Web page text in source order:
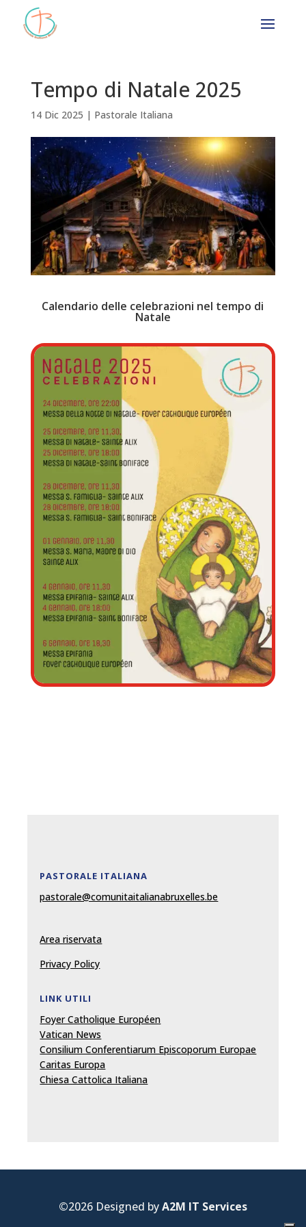
Tempo di Natale 2025
14 Dic 2025 | Pastorale Italiana
Calendario delle celebrazioni nel tempo di
Natale
PASTORALE ITALIANA
pastorale@comunitaitalianabruxelles.be
Area riservata
Privacy Policy
LINK UTILI
Foyer Catholique Européen
Vatican News
Consilium Conferentiarum Episcoporum Europae
Caritas Europa
Chiesa Cattolica Italiana
©2026 Designed byA2M IT Services